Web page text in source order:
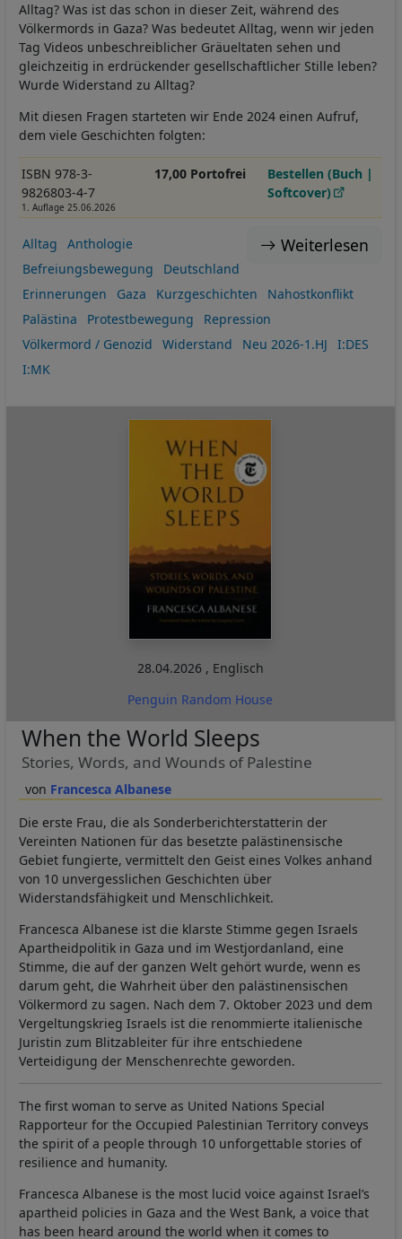
Alltag? Was ist das schon in dieser Zeit, während des
Völkermords in Gaza? Was bedeutet Alltag, wenn wir jeden
Tag Videos unbeschreiblicher Gräueltaten sehen und
gleichzeitig in erdrückender gesellschaftlicher Stille leben?
Wurde Widerstand zu Alltag?
Mit diesen Fragen starteten wir Ende 2024 einen Aufruf,
dem viele Geschichten folgten:
ISBN 978-3-
9826803-4-7
1. Auflage 25.06.2026
17,00 Portofrei
Bestellen (Buch |
Softcover)
Weiterlesen
Alltag
Anthologie
Befreiungsbewegung
Deutschland
Erinnerungen
Gaza Kurzgeschichten
Nahostkonflikt
Palästina
Protestbewegung
Repression
Völkermord / Genozid
Widerstand Neu 2026-1.HJ
I:DES
I:MK
28.04.2026 , Englisch
Penguin Random House
Francesca Albanese
When the World Sleeps
Stories, Words, and Wounds of Palestine
Die erste Frau, die als Sonderberichterstatterin der
Vereinten Nationen für das besetzte palästinensische
Gebiet fungierte, vermittelt den Geist eines Volkes anhand
von 10 unvergesslichen Geschichten über
Widerstandsfähigkeit und Menschlichkeit.
Francesca Albanese ist die klarste Stimme gegen Israels
Apartheidpolitik in Gaza und im Westjordanland, eine
Stimme, die auf der ganzen Welt gehört wurde, wenn es
darum geht, die Wahrheit über den palästinensischen
Völkermord zu sagen. Nach dem 7. Oktober 2023 und dem
Vergeltungskrieg Israels ist die renommierte italienische
Juristin zum Blitzableiter für ihre entschiedene
Verteidigung der Menschenrechte geworden.
The first woman to serve as United Nations Special
Rapporteur for the Occupied Palestinian Territory conveys
the spirit of a people through 10 unforgettable stories of
resilience and humanity.
Francesca Albanese is the most lucid voice against Israel’s
apartheid policies in Gaza and the West Bank, a voice that
has been heard around the world when it comes to